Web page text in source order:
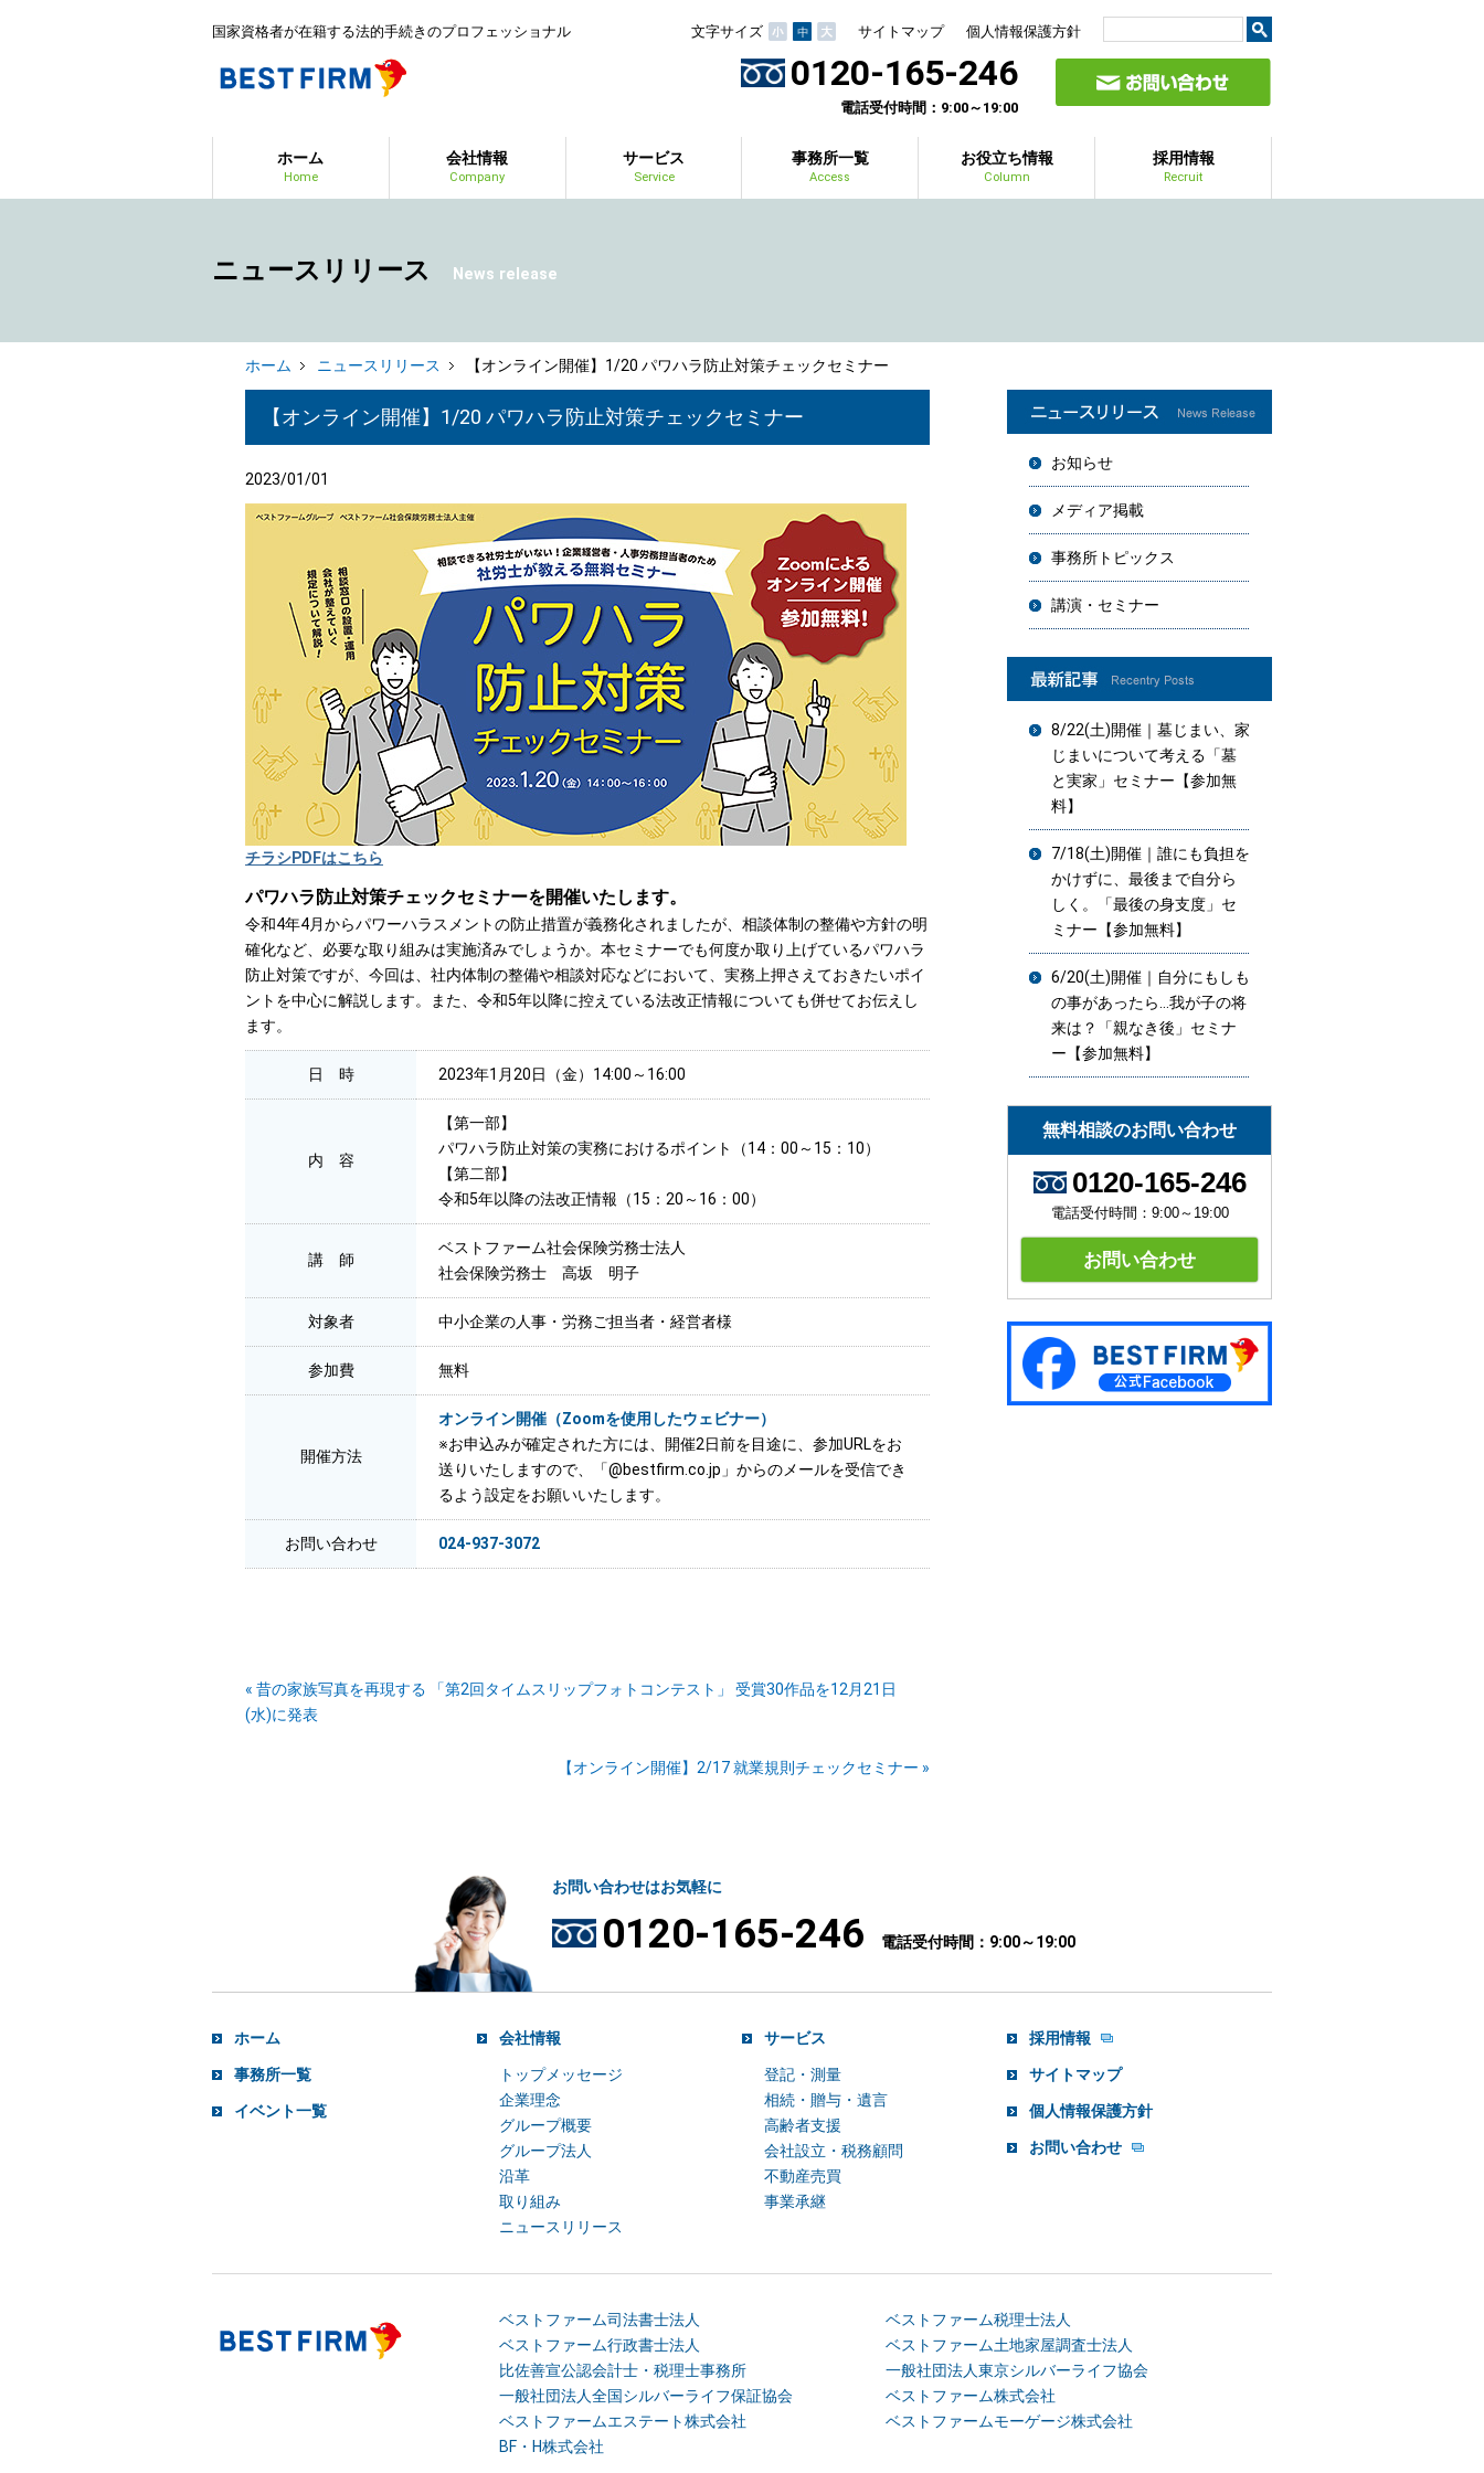
国家資格者が在籍する法的手続きのプロフェッショナル 個人情報保護方針
サイトマップ
文字サイズ
0120-165-246
電話受付時間：9:00～19:00
ホーム
Home
会社情報
Company
サービス
Service
事務所一覧
Access
お役立ち情報
Column
採用情報
Recruit
ニュースリリース News release
ホーム ニュースリリース 【オンライン開催】1/20 パワハラ防止対策チェックセミナー
【オンライン開催】1/20 パワハラ防止対策チェックセミナー
2023/01/01
チラシPDFはこちら
パワハラ防止対策チェックセミナーを開催いたします。
令和4年4月からパワーハラスメントの防止措置が義務化されましたが、相談体制の整備や方針の明
確化など、必要な取り組みは実施済みでしょうか。本セミナーでも何度か取り上げているパワハラ
防止対策ですが、今回は、社内体制の整備や相談対応などにおいて、実務上押さえておきたいポイ
ントを中心に解説します。また、令和5年以降に控えている法改正情報についても併せてお伝えし
ます。
日 時 2023年1月20日（金）14:00～16:00
内 容
【第一部】
パワハラ防止対策の実務におけるポイント（14：00～15：10）
【第二部】
令和5年以降の法改正情報（15：20～16：00）
講 師
ベストファーム社会保険労務士法人
社会保険労務士 高坂 明子
対象者 中小企業の人事・労務ご担当者・経営者様
参加費 無料
開催方法
オンライン開催（Zoomを使用したウェビナー）
※お申込みが確定された方には、開催2日前を目途に、参加URLをお
送りいたしますので、「@bestfirm.co.jp」からのメールを受信でき
るよう設定をお願いいたします。
お問い合わせ 024-937-3072
« 昔の家族写真を再現する 「第2回タイムスリップフォトコンテスト」 受賞30作品を12月21日
(水)に発表
【オンライン開催】2/17 就業規則チェックセミナー »
お知らせ
メディア掲載
事務所トピックス
講演・セミナー
8/22(土)開催｜墓じまい、家
じまいについて考える「墓
と実家」セミナー【参加無
料】
7/18(土)開催｜誰にも負担を
かけずに、最後まで自分ら
しく。「最後の身支度」セ
ミナー【参加無料】
6/20(土)開催｜自分にもしも
の事があったら…我が子の将
来は？「親なき後」セミナ
ー【参加無料】
無料相談のお問い合わせ
0120-165-246
電話受付時間：9:00～19:00
お問い合わせ
お問い合わせはお気軽に
0120-165-246 電話受付時間：9:00～19:00
ホーム
事務所一覧
イベント一覧
会社情報
トップメッセージ
企業理念
グループ概要
グループ法人
沿革
取り組み
ニュースリリース
サービス
登記・測量
相続・贈与・遺言
高齢者支援
会社設立・税務顧問
不動産売買
事業承継
採用情報
サイトマップ
個人情報保護方針
お問い合わせ
ベストファーム司法書士法人
ベストファーム税理士法人
ベストファーム行政書士法人
ベストファーム土地家屋調査士法人
比佐善宣公認会計士・税理士事務所
一般社団法人東京シルバーライフ協会
一般社団法人全国シルバーライフ保証協会
ベストファーム株式会社
ベストファームエステート株式会社
ベストファームモーゲージ株式会社
BF・H株式会社